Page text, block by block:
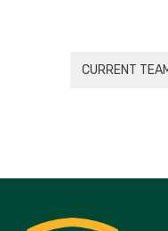
CURRENT